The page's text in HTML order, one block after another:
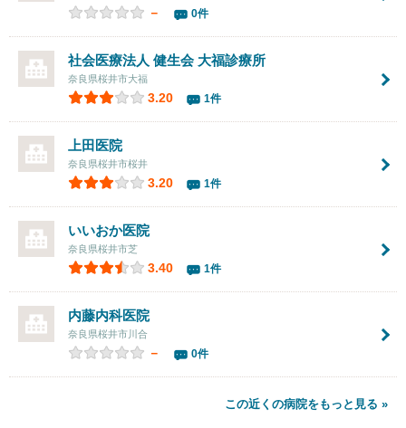
－ 0件
社会医療法人 健生会 大福診療所
奈良県桜井市大福
3.20 1件
上田医院
奈良県桜井市桜井
3.20 1件
いいおか医院
奈良県桜井市芝
3.40 1件
内藤内科医院
奈良県桜井市川合
－ 0件
この近くの病院をもっと見る »